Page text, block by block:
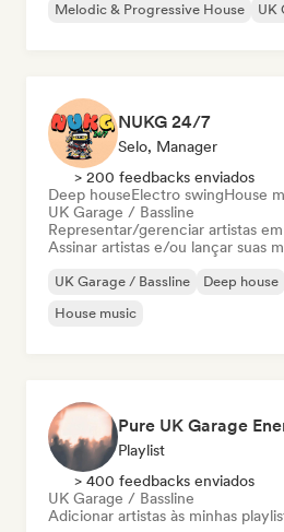
Melodic & Progressive House
UK
NUKG 24/7
Selo, Manager
> 200 feedbacks enviados
Deep houseElectro swingHouse
UK Garage / Bassline
Representar/gerenciar artistas
Assinar artistas e/ou lançar suas
UK Garage / Bassline Deep house
House music
Pure UK Garage
Playlist
> 400 feedbacks enviados
UK Garage / Bassline
Adicionar artistas às minhas